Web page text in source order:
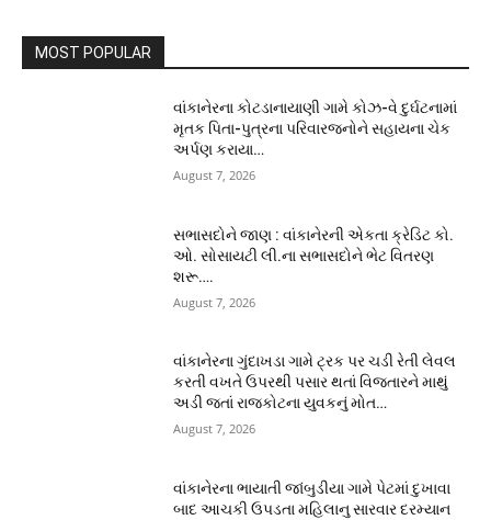
MOST POPULAR
વાંકાનેરના કોટડાનાયાણી ગામે કોઝ-વે દુર્ઘટનામાં
મૃતક પિતા-પુત્રના પરિવારજનોને સહાયના ચેક
અર્પણ કરાયા…
August 7, 2026
સભાસદોને જાણ : વાંકાનેરની એકતા ક્રેડિટ કો.
ઓ. સોસાયટી લી.ના સભાસદોને ભેટ વિતરણ
શરૂ….
August 7, 2026
વાંકાનેરના ગુંદાખડા ગામે ટ્રક પર ચડી રેતી લેવલ
કરતી વખતે ઉપરથી પસાર થતાં વિજતારને માથું
અડી જતાં રાજકોટના યુવકનું મોત…
August 7, 2026
વાંકાનેરના ભાયાતી જાંબુડીયા ગામે પેટમાં દુખાવા
બાદ આચકી ઉપડતા મહિલાનુ સારવાર દરમ્યાન